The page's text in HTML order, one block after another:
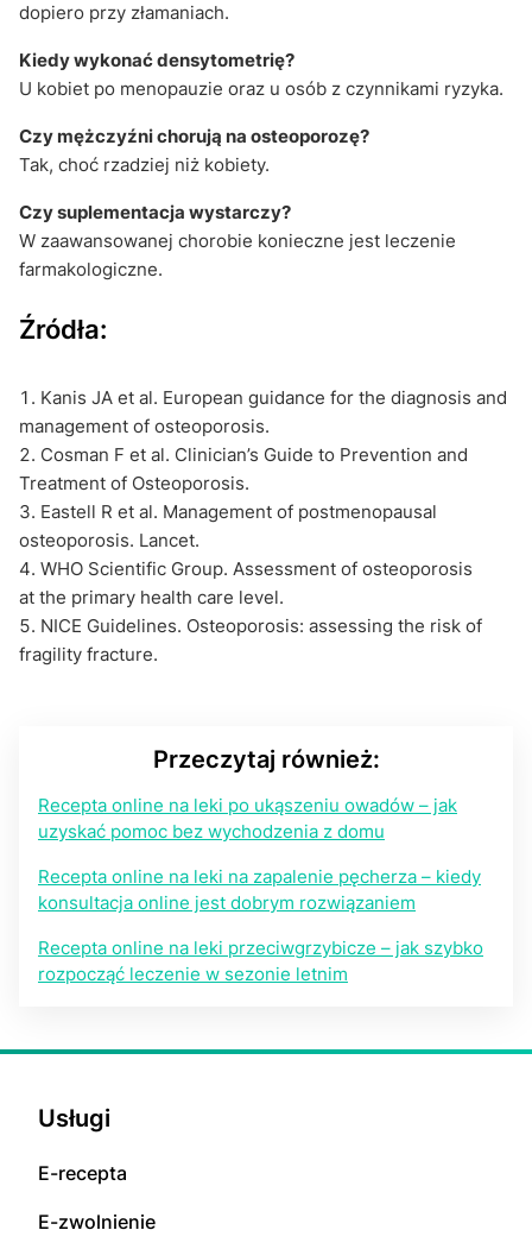
dopiero przy złamaniach.
Kiedy wykonać densytometrię?
U kobiet po menopauzie oraz u osób z czynnikami ryzyka.
Czy mężczyźni chorują na osteoporozę?
Tak, choć rzadziej niż kobiety.
Czy suplementacja wystarczy?
W zaawansowanej chorobie konieczne jest leczenie
farmakologiczne.
Źródła:
Kanis JA et al. European guidance for the diagnosis and
management of osteoporosis.
Cosman F et al. Clinician’s Guide to Prevention and
Treatment of Osteoporosis.
Eastell R et al. Management of postmenopausal
osteoporosis. Lancet.
WHO Scientific Group. Assessment of osteoporosis
at the primary health care level.
NICE Guidelines. Osteoporosis: assessing the risk of
fragility fracture.
Przeczytaj również:
Recepta online na leki po ukąszeniu owadów – jak
uzyskać pomoc bez wychodzenia z domu
Recepta online na leki na zapalenie pęcherza – kiedy
konsultacja online jest dobrym rozwiązaniem
Recepta online na leki przeciwgrzybicze – jak szybko
rozpocząć leczenie w sezonie letnim
Usługi
E-rесерta
E-zwolnienie